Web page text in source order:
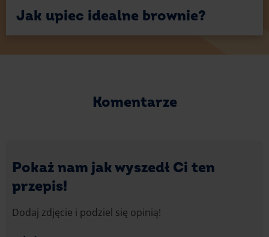
Jak upiec idealne brownie?
Komentarze
Pokaż nam jak wyszedł Ci ten
przepis!
Dodaj zdjęcie i podziel się opinią!